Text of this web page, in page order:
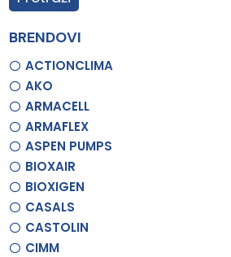
BRENDOVI
ACTIONCLIMA
AKO
ARMACELL
ARMAFLEX
ASPEN PUMPS
BIOXAIR
BIOXIGEN
CASALS
CASTOLIN
CIMM